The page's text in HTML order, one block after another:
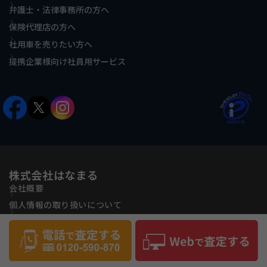
弁護士・法律事務所の方へ
保険代理店の方へ
社用車を売りたい方へ
提携企業様向け社員用サービス
株式会社はなまる
会社概要
個人情報の取り扱いについて
古物営業法に基づく表記
反社会的勢力に対する基本方針
サイトマップ